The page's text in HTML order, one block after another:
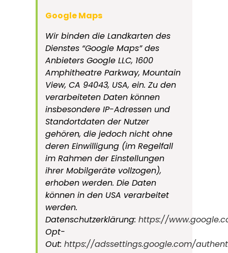
Google Maps
Wir binden die Landkarten des
Dienstes “Google Maps” des
Anbieters Google LLC, 1600
Amphitheatre Parkway, Mountain
View, CA 94043, USA, ein. Zu den
verarbeiteten Daten können
insbesondere IP-Adressen und
Standortdaten der Nutzer
gehören, die jedoch nicht ohne
deren Einwilligung (im Regelfall
im Rahmen der Einstellungen
ihrer Mobilgeräte vollzogen),
erhoben werden. Die Daten
können in den USA verarbeitet
werden.
Datenschutzerklärung: https://
Opt-
Out: https://adssettings.google.com/
CLUBMEDIEN
Wir bieten dir ein weites Spektrum an Lösungen für die
Konzeption und Gestaltung verschiedener Medien: Von der
Gestaltung sowie Druck klassischer Printmedien, der
Erstellung moderner Internetseiten, der Produktion von
maßgeschneiderten Filmen und Videos bis hin zur
zielgruppengerechten Promotion deines
Produktes/Mediums. Wir beraten und betreuen dich in allen
Bereichen rund um Werbung und Marketing.
KONTAKT
Ooser Karlstraße 4
+49 (0) 7221 801 987 0